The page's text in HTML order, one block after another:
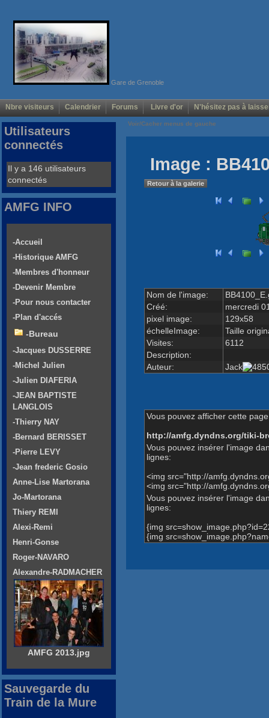
Gare de Grenoble
Nbre visiteurs Calendrier Forums Livre d'or N'hésitez pas à
Voir/Cacher menus de gauche
Image :
Retour à la galerie
Nom de l'image:
Créé:
mercredi
pixel image:
129x58
échelleImage:
Taille
Visites:
6112
Description:
Auteur:
Jack
Vous pouvez afficher cette
http://amfg.dyndns.org/tiki-
Vous pouvez insérer l'image
lignes:
<img src="http://
<img src="http://
Vous pouvez insérer l'image
lignes:
{img
{img
Utilisateurs
connectés
Il y a 146 utilisateurs
connectés
AMFG INFO
-Accueil
-Historique AMFG
-Membres d'honneur
-Devenir Membre
-Pour nous contacter
-Plan d'accés
-Bureau
-Jacques DUSSERRE
-Michel Julien
-Julien DIAFERIA
-JEAN BAPTISTE
LANGLOIS
-Thierry NAY
-Bernard BERISSET
-Pierre LEVY
-Jean frederic Gosio
Anne-Lise Martorana
Jo-Martorana
Thiery REMI
Alexi-Remi
Henri-Gonse
Roger-NAVARO
Alexandre-RADMACHER
AMFG 2013.jpg
Sauvegarde du
Train de la Mure